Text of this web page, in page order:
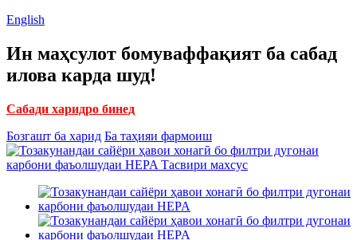
English
Ин маҳсулот бомуваффақият ба сабад
илова карда шуд!
Сабади харидро бинед
Бозгашт ба харид Ба таҳияи фармоиш